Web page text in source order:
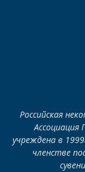
Российская
Ассоциация
учреждена в
членстве